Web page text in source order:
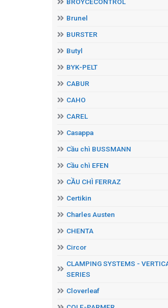
Brunel
BURSTER
Butyl
BYK-PELT
CABUR
CAHO
CAREL
Casappa
Cầu chì BUSSMANN
Cầu chì EFEN
CẦU CHÌ FERRAZ
Certikin
Charles Austen
CHENTA
Circor
CLAMPING SYSTEMS -
SERIES
Cloverleaf